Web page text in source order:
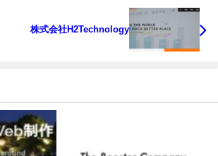
株式会社H2Technology